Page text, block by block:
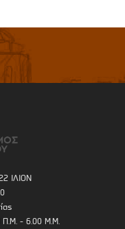
ΙΛΙΟΝ
Π.Μ. - 6.00 Μ.Μ.